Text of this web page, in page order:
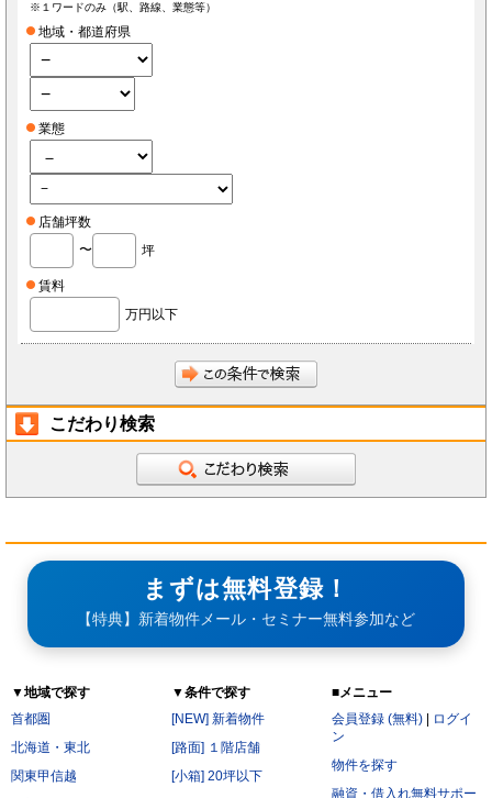
た場合、またそのおそれがある場合、速やかに当社もしくは導入店にその旨を報告し、指示
の他店舗・事務所等の出退店に関する情報提供の目的で使用し、それ以外の目的で使用しま
イズ本部・家主等の利害関係者を除き、第三者に対して提供しないものとします。ただし、
裁判所・警察等の要請がある場合を除きます。
会員が個人情報の提供を拒んだ場合、本サービスを利用できないことがあります。
会員は、本サービスを通じて個人情報を取得した場合、自己の責任で個人情報保護に関する
法律を遵守するものとします。
第5条（秘密保持）
について秘密保持義務を負わないものとします。
前項にかかわらず、会員が秘密である旨を付して当社もしくは導入店へ開示し、当社もしく
は導入店がそれに同意した情報について、当社もしくは導入店は本サービスの運営に最低限
必要な会社、当社もしくは導入店の役員、従業員、関連会社、本サービスの再委託先、監査
会員は、当社もしくは導入店から秘密である旨を付して会員へ開示した情報を、会員の役
員、従業員、監査法人、税理士、弁護士を除く第三者へ開示漏洩しないことに同意します。
員は同意します。
開示された時点で既に公知の情報
開示された時点で被開示者が既に知っていた情報
開示された後、被開示者の責めによらず公知となった情報
被開示者が第三者より正当に得た情報
開示された情報と無関係に、被開示者が自ら開発、創作した情報
次の各号のいずれかに該当する場合には、当社が本サービスの提供を停止することがあります。
サービス提供用のシステムの保守または工事の都合上やむを得ない場合
火災・停電などによりサービスの提供ができないと当社が判断した場合
地震、噴火、洪水、津波などの天災、若しくは戦争、変乱、暴動、騒乱、労働争議等により
サービスの提供ができないと当社が判断した場合
した場合
第7条（禁止行為）
会員は以下の各号に該当する行為をおこなってはならないものとします。
他の会員に成りすまし、本サービスを利用する行為
二重に会員登録する行為
当社および他の会員に不利益を与える行為
本規約および法令に違反する行為
※１ワードのみ（駅、路線、業態等）
地域・都道府県
業態
店舗坪数
〜
坪
賃料
万円以下
こだわり検索
まずは無料登録！
【特典】新着物件メール・セミナー無料参加など
▼地域で探す
首都圏
北海道・東北
関東甲信越
▼条件で探す
[NEW] 新着物件
[路面] １階店舗
[小箱] 20坪以下
■メニュー
会員登録 (無料)
ログイ
ン
物件を探す
融資・借入れ無料サポー